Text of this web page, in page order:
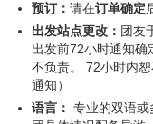
$47
自由女神像游船 (自
预订： 请在订单确定
出发站点更改： 团友
出发前72小时通知确
不负责。 72小时内
通知）
语言： 专业的双语